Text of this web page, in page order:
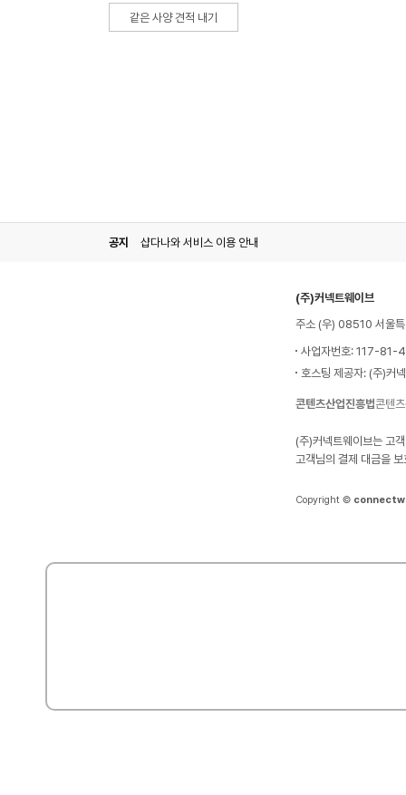
같은 사양 견적 내기
공지 샵다나와 서비스 이용 안내
(주)커넥트웨이브
주소 (우) 08510 서울
사업자번호: 117-81-
호스팅 제공자: (주)커
콘텐츠산업진흥법콘텐
(주)커넥트웨이브는 고
고객님의 결제 대금을
Copyright ©